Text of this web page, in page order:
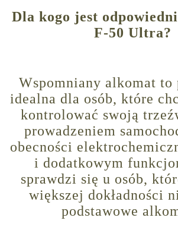
Dla kogo jest
F-50 Ultra?
Wspomniany alkomat to
idealna dla osób, które
kontrolować swoją
prowadzeniem
obecności
i dodatkowym
sprawdzi się u osób,
większej dokładności
podstawowe